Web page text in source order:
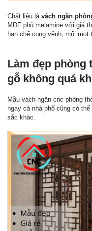
Chất liệu là vách ngăn
MDF phủ melamine với giá
hạn chế cong vênh, mối
Làm đẹp phòng
gỗ không quá
Mẫu vách ngăn cnc phòng
ngay cả nhà phố cũng có
sắc khác.